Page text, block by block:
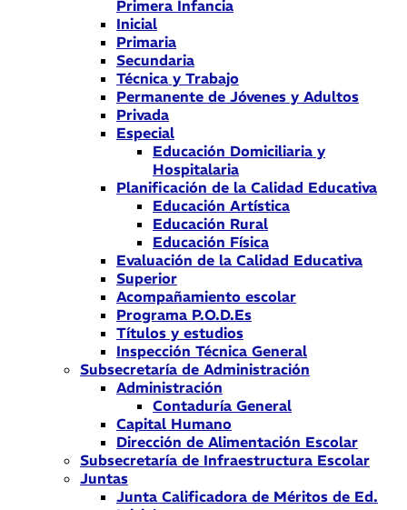
Primera Infancia
Inicial
Primaria
Secundaria
Técnica y Trabajo
Permanente de Jóvenes y Adultos
Privada
Especial
Educación Domiciliaria y
Hospitalaria
Planificación de la Calidad Educativa
Educación Artística
Educación Rural
Educación Física
Evaluación de la Calidad Educativa
Superior
Acompañamiento escolar
Programa P.O.D.Es
Títulos y estudios
Inspección Técnica General
Subsecretaría de Administración
Administración
Contaduría General
Capital Humano
Dirección de Alimentación Escolar
Subsecretaría de Infraestructura Escolar
Juntas
Junta Calificadora de Méritos de Ed.